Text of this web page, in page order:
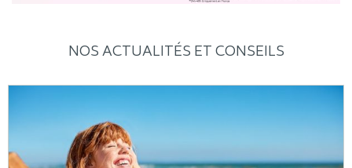
NOS ACTUALITÉS ET CONSEILS